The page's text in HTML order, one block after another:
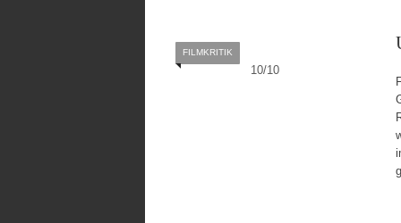
10/10
FILMKRITIK